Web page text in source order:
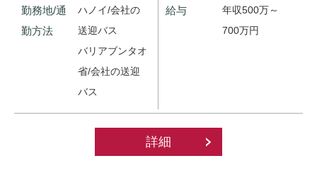
勤務地/通
勤方法
ハノイ/会社の
送迎バス
バリアブンタオ
省/会社の送迎
バス
給与
年収500万～
700万円
詳細